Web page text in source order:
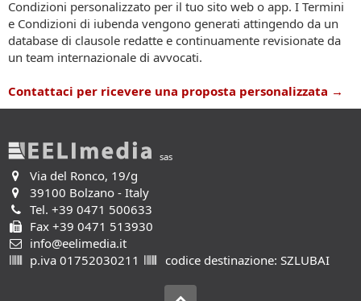
Condizioni personalizzato per il tuo sito web o app. I Termini
e Condizioni di iubenda vengono generati attingendo da un
database di clausole redatte e continuamente revisionate da
un team internazionale di avvocati.
Contattaci per ricevere una proposta personalizzata →
sas
Via del Ronco, 19/g
39100 Bolzano - Italy
Tel.+39 0471 500633
Fax +39 0471 513930
info@eelimedia.it
p.iva 01752030211
codice destinazione: SZLUBAI